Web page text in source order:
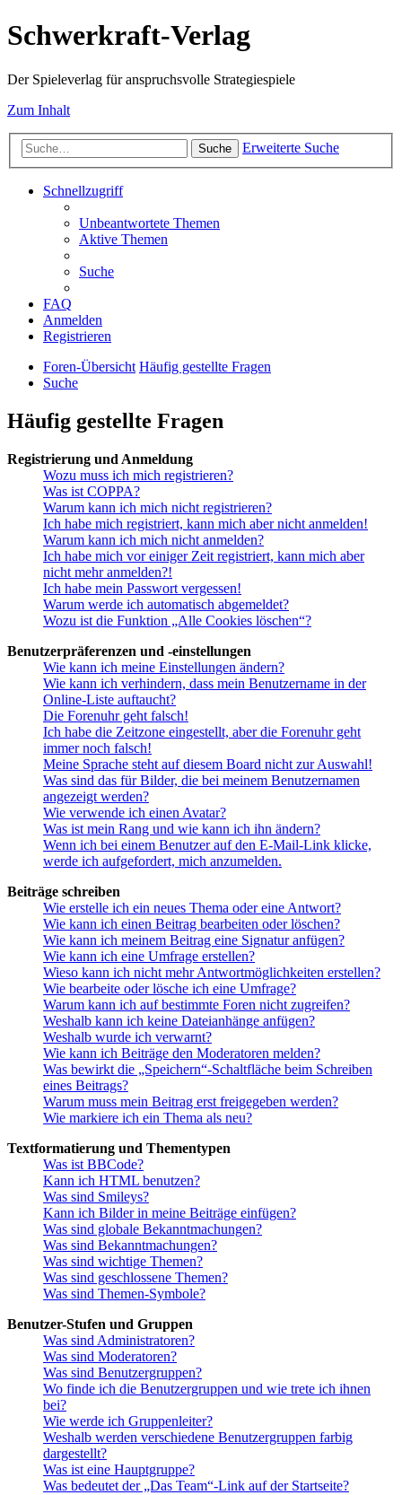
Schwerkraft-Verlag
Der Spieleverlag für anspruchsvolle Strategiespiele
Zum Inhalt
Suche Erweiterte Suche
Schnellzugriff
Unbeantwortete Themen
Aktive Themen
Suche
FAQ
Anmelden
Registrieren
Foren-Übersicht Häufig gestellte Fragen
Suche
Häufig gestellte Fragen
Registrierung und Anmeldung
Wozu muss ich mich registrieren?
Was ist COPPA?
Warum kann ich mich nicht registrieren?
Ich habe mich registriert, kann mich aber nicht anmelden!
Warum kann ich mich nicht anmelden?
Ich habe mich vor einiger Zeit registriert, kann mich aber
nicht mehr anmelden?!
Ich habe mein Passwort vergessen!
Warum werde ich automatisch abgemeldet?
Wozu ist die Funktion „Alle Cookies löschen“?
Benutzerpräferenzen und -einstellungen
Wie kann ich meine Einstellungen ändern?
Wie kann ich verhindern, dass mein Benutzername in der
Online-Liste auftaucht?
Die Forenuhr geht falsch!
Ich habe die Zeitzone eingestellt, aber die Forenuhr geht
immer noch falsch!
Meine Sprache steht auf diesem Board nicht zur Auswahl!
Was sind das für Bilder, die bei meinem Benutzernamen
angezeigt werden?
Wie verwende ich einen Avatar?
Was ist mein Rang und wie kann ich ihn ändern?
Wenn ich bei einem Benutzer auf den E-Mail-Link klicke,
werde ich aufgefordert, mich anzumelden.
Beiträge schreiben
Wie erstelle ich ein neues Thema oder eine Antwort?
Wie kann ich einen Beitrag bearbeiten oder löschen?
Wie kann ich meinem Beitrag eine Signatur anfügen?
Wie kann ich eine Umfrage erstellen?
Wieso kann ich nicht mehr Antwortmöglichkeiten erstellen?
Wie bearbeite oder lösche ich eine Umfrage?
Warum kann ich auf bestimmte Foren nicht zugreifen?
Weshalb kann ich keine Dateianhänge anfügen?
Weshalb wurde ich verwarnt?
Wie kann ich Beiträge den Moderatoren melden?
Was bewirkt die „Speichern“-Schaltfläche beim Schreiben
eines Beitrags?
Warum muss mein Beitrag erst freigegeben werden?
Wie markiere ich ein Thema als neu?
Textformatierung und Thementypen
Was ist BBCode?
Kann ich HTML benutzen?
Was sind Smileys?
Kann ich Bilder in meine Beiträge einfügen?
Was sind globale Bekanntmachungen?
Was sind Bekanntmachungen?
Was sind wichtige Themen?
Was sind geschlossene Themen?
Was sind Themen-Symbole?
Benutzer-Stufen und Gruppen
Was sind Administratoren?
Was sind Moderatoren?
Was sind Benutzergruppen?
Wo finde ich die Benutzergruppen und wie trete ich ihnen
bei?
Wie werde ich Gruppenleiter?
Weshalb werden verschiedene Benutzergruppen farbig
dargestellt?
Was ist eine Hauptgruppe?
Was bedeutet der „Das Team“-Link auf der Startseite?